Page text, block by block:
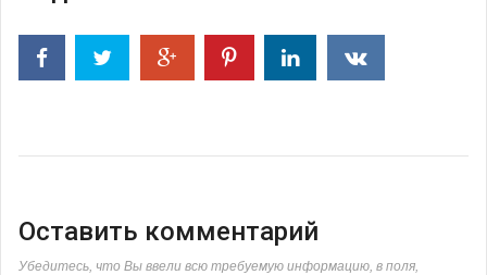
Оставить комментарий
Убедитесь, что Вы ввели всю требуемую информацию, в поля,